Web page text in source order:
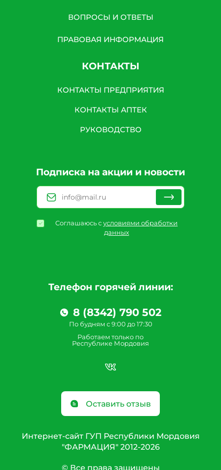
Телефон горячей линии:
8 (8342) 790 502
По будням с 9:00 до 17:30
Работаем только по
Республике Мордовия
Оставить отзыв
ВОПРОСЫ И ОТВЕТЫ
ПРАВОВАЯ ИНФОРМАЦИЯ
КОНТАКТЫ
КОНТАКТЫ ПРЕДПРИЯТИЯ
КОНТАКТЫ АПТЕК
РУКОВОДСТВО
Подписка на акции и новости
Соглашаюсь сусловиями обработки
данных
Интернет-сайт ГУП Республики Мордовия
"ФАРМАЦИЯ" 2012-2026
© Все права защищены